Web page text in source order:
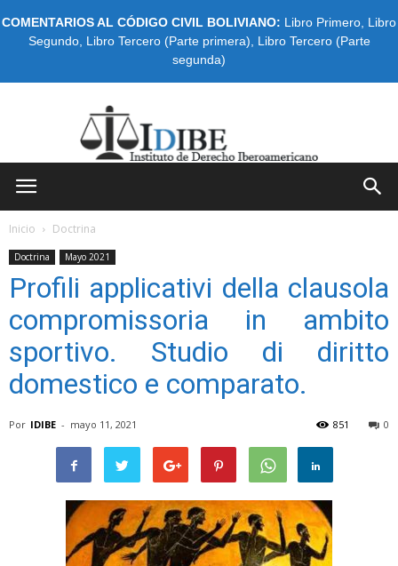
COMENTARIOS AL CÓDIGO CIVIL BOLIVIANO: Libro Primero Libro
Segundo, Libro Tercero (Parte primera)
Libro Tercero (Parte
segunda)
Inicio Doctrina
Doctrina Mayo 2021
Profili applicativi della clausola
compromissoria in ambito
sportivo. Studio di diritto
domestico e comparato.
Por IDIBE - mayo 11, 2021 0
851